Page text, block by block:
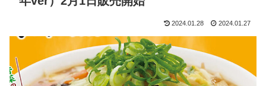
2024.01.28 2024.01.27